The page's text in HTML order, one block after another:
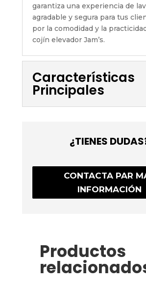
garantiza una experiencia de
agradable y segura para tus
por la comodidad y la
cojín elevador Jam’s.
Características
Principales
¿TIENES
CONTACTA PAR
INFORMACIÓN
Productos